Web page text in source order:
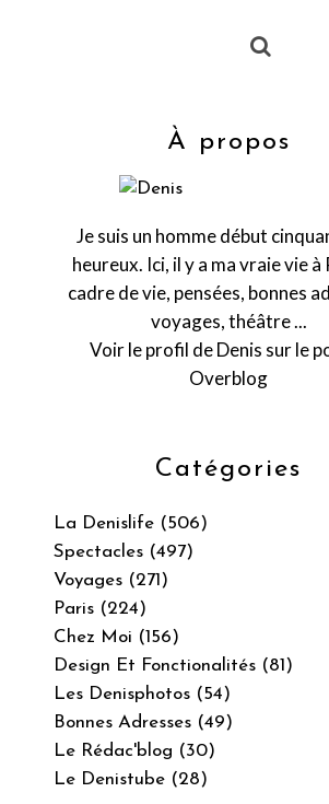
Catégories
La Denislife (506)
Spectacles (497)
Voyages (271)
Paris (224)
Chez Moi (156)
Design Et Fonctionalités (81)
Les Denisphotos (54)
Bonnes Adresses (49)
Le Rédac'blog (30)
Le Denistube (28)
À propos
Je suis un homme début
heureux. Ici, il y a ma vraie vie à
cadre de vie, pensées, bonnes
voyages, théâtre ...
Voir le profil deDenis sur le
Overblog